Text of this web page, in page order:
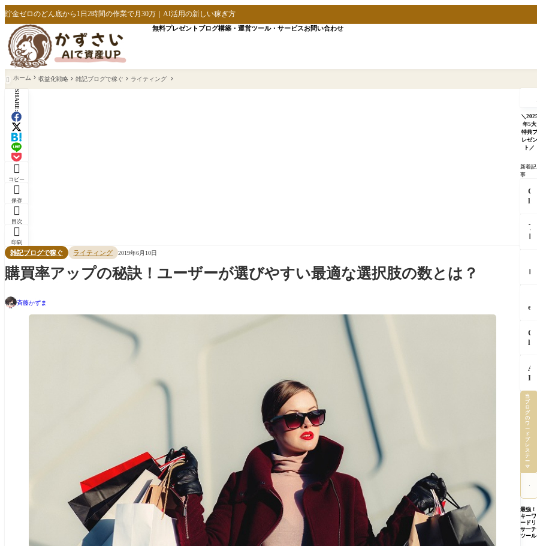
貯金ゼロのどん底から1日2時間の作業で月30万｜AI活用の新しい稼ぎ方
無料プレゼント ブログ構築・運営ツール・サービスお問い合わせ
 ホーム 収益化戦略 雑記ブログで稼ぐ ライティング
SHARE:

コピー

保存

目次

印刷
雑記ブログで稼ぐ ライティング 2019年6月10日
購買率アップの秘訣！ユーザーが選びやすい最適な選択肢の数とは？
斉藤かずま
検
索
＼
年5大
特典プ
レゼン
ト／
新着記
事
C
l
d
e
分
で
ッ
て
か
返
す
っ
て
知
っ
て
ま
し
た
公
式
明
か
し
証
ル
ブ
ロ
の
業
を
に
覚
え
さ
せ
た
ら
記
事
作
成
か
ら
画
像
下
書
き
ロ
「
テ
キ
「
ー
ス
「
ー
プ
っ
て
何
A
I
く
伝
わ
る
e
n
i
p
a
k」
完
全
解
説
特
徴
育
て
で
【
内
提
案
C
l
d
e
i
n
C
h
r
o
m
e
を
全
に
使
う
た
め
A
I
さ
い
し
ょ
に
や
る
べ
き
１
つ
の
こ
当
ブ
ロ
グ
の
ワ
ー
ド
プ
レ
ス
テ
ー
マ
最強！
キーワ
ードリ
サーチ
ツール